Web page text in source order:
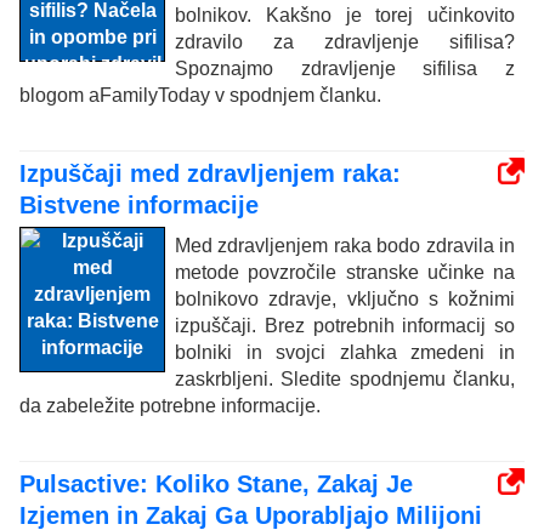
bolnikov. Kakšno je torej učinkovito
zdravilo za zdravljenje sifilisa?
Spoznajmo zdravljenje sifilisa z
blogom aFamilyToday v spodnjem članku.
Izpuščaji med zdravljenjem raka:
Bistvene informacije
Med zdravljenjem raka bodo zdravila in
metode povzročile stranske učinke na
bolnikovo zdravje, vključno s kožnimi
izpuščaji. Brez potrebnih informacij so
bolniki in svojci zlahka zmedeni in
zaskrbljeni. Sledite spodnjemu članku,
da zabeležite potrebne informacije.
Pulsactive: Koliko Stane, Zakaj Je
Izjemen in Zakaj Ga Uporabljajo Milijoni